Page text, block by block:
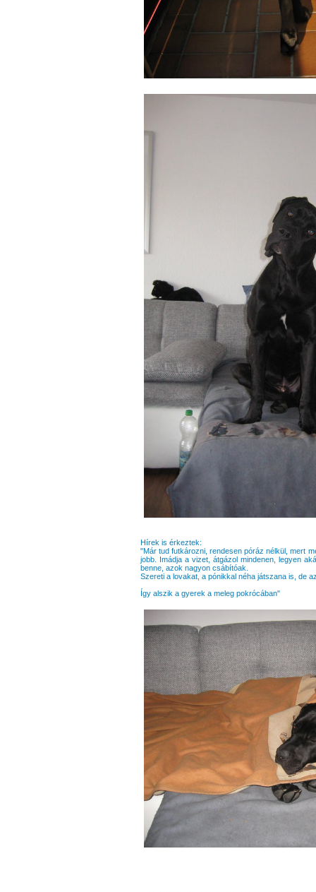
Hírek is érkeztek:
"Már tud futkározni, rendesen póráz nélkül, mert
jobb. Imádja a vizet, átgázol mindenen, legyen
benne, azok nagyon csábítóak.
Szereti a lovakat, a pónikkal néha játszana is, de
Így alszik a gyerek a meleg pokrócában"